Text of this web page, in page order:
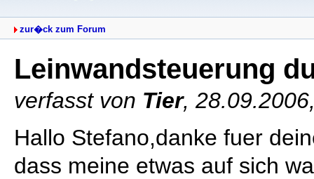
zur�ck zum Forum
Leinwandsteuerung
verfasst von Tier,
Hallo Stefano,danke fuer
dass meine etwas auf sich